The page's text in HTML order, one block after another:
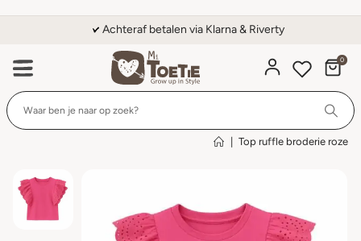
Achteraf betalen via Klarna & Riverty
0
Top ruffle broderie roze